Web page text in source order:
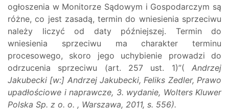
ogłoszenia w Monitorze Sądowym i Gospodarczym są
różne, co jest zasadą, termin do wniesienia sprzeciwu
należy liczyć od daty późniejszej. Termin do
wniesienia sprzeciwu ma charakter terminu
procesowego, skoro jego uchybienie prowadzi do
odrzucenia sprzeciwu (art. 257 ust. 1)”( Andrzej
Jakubecki [w:] Andrzej Jakubecki, Feliks Zedler, Prawo
upadłościowe i naprawcze, 3. wydanie, Wolters Kluwer
Polska Sp. z o. o. , Warszawa, 2011, s. 556).